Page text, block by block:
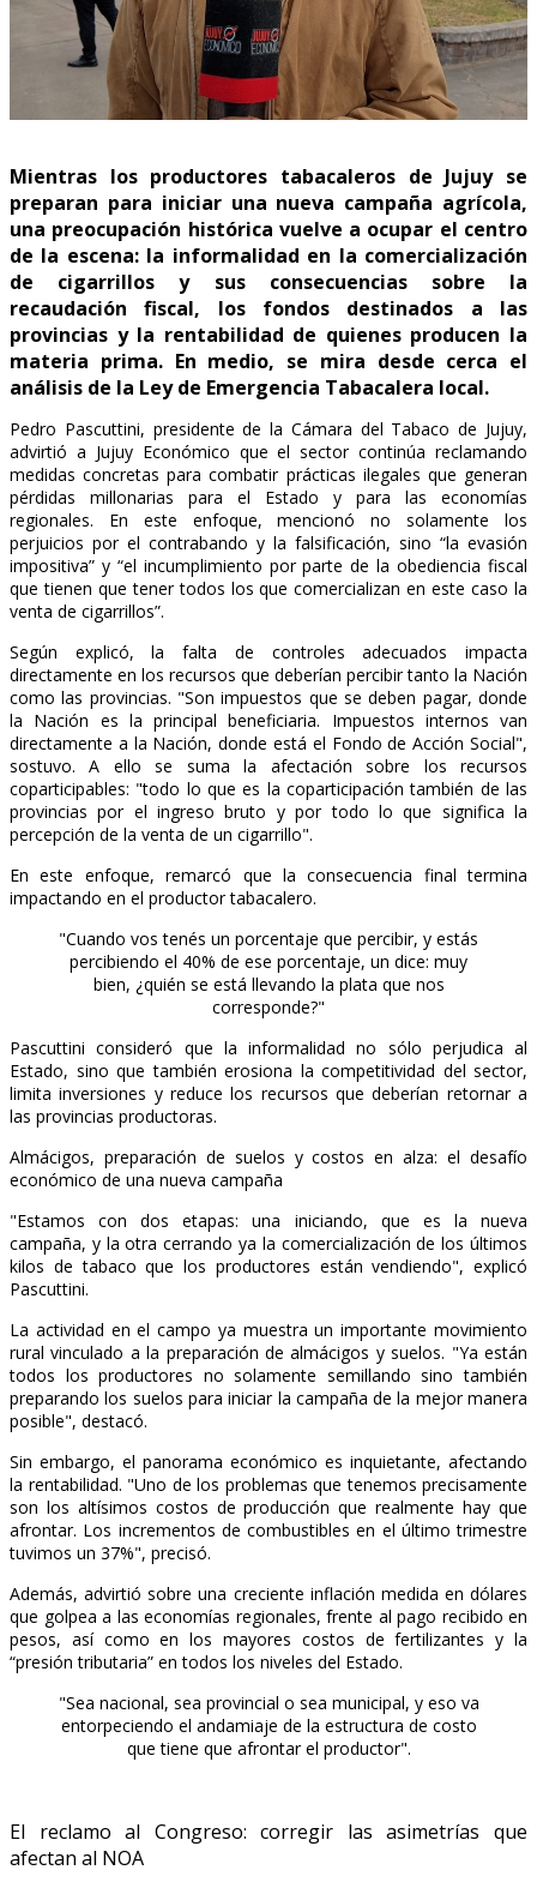
Mientras los productores tabacaleros de Jujuy se
preparan para iniciar una nueva campaña agrícola,
una preocupación histórica vuelve a ocupar el centro
de la escena: la informalidad en la comercialización
de cigarrillos y sus consecuencias sobre la
recaudación fiscal, los fondos destinados a las
provincias y la rentabilidad de quienes producen la
materia prima. En medio, se mira desde cerca el
análisis de la Ley de Emergencia Tabacalera local.
Pedro Pascuttini, presidente de la Cámara del Tabaco de Jujuy,
advirtió a Jujuy Económico que el sector continúa reclamando
medidas concretas para combatir prácticas ilegales que generan
pérdidas millonarias para el Estado y para las economías
regionales. En este enfoque, mencionó no solamente los
perjuicios por el contrabando y la falsificación, sino “la evasión
impositiva” y “el incumplimiento por parte de la obediencia fiscal
que tienen que tener todos los que comercializan en este caso la
venta de cigarrillos”.
Según explicó, la falta de controles adecuados impacta
directamente en los recursos que deberían percibir tanto la Nación
como las provincias. "Son impuestos que se deben pagar, donde
la Nación es la principal beneficiaria. Impuestos internos van
directamente a la Nación, donde está el Fondo de Acción Social",
sostuvo. A ello se suma la afectación sobre los recursos
coparticipables: "todo lo que es la coparticipación también de las
provincias por el ingreso bruto y por todo lo que significa la
percepción de la venta de un cigarrillo".
En este enfoque, remarcó que la consecuencia final termina
impactando en el productor tabacalero.
"Cuando vos tenés un porcentaje que percibir, y estás
percibiendo el 40% de ese porcentaje, un dice: muy
bien, ¿quién se está llevando la plata que nos
corresponde?"
Pascuttini consideró que la informalidad no sólo perjudica al
Estado, sino que también erosiona la competitividad del sector,
limita inversiones y reduce los recursos que deberían retornar a
las provincias productoras.
Almácigos, preparación de suelos y costos en alza: el desafío
económico de una nueva campaña
"Estamos con dos etapas: una iniciando, que es la nueva
campaña, y la otra cerrando ya la comercialización de los últimos
kilos de tabaco que los productores están vendiendo", explicó
Pascuttini.
La actividad en el campo ya muestra un importante movimiento
rural vinculado a la preparación de almácigos y suelos. "Ya están
todos los productores no solamente semillando sino también
preparando los suelos para iniciar la campaña de la mejor manera
posible", destacó.
Sin embargo, el panorama económico es inquietante, afectando
la rentabilidad. "Uno de los problemas que tenemos precisamente
son los altísimos costos de producción que realmente hay que
afrontar. Los incrementos de combustibles en el último trimestre
tuvimos un 37%", precisó.
Además, advirtió sobre una creciente inflación medida en dólares
que golpea a las economías regionales, frente al pago recibido en
pesos, así como en los mayores costos de fertilizantes y la
“presión tributaria” en todos los niveles del Estado.
"Sea nacional, sea provincial o sea municipal, y eso va
entorpeciendo el andamiaje de la estructura de costo
que tiene que afrontar el productor".
El reclamo al Congreso: corregir las asimetrías que
afectan al NOA